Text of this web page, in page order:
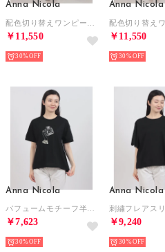
Anna Nicola
￥11,550
30%
Anna Nicola
￥11,550
30%
Anna Nicola
￥7,623
30%
Anna Nicola
￥9,240
30%